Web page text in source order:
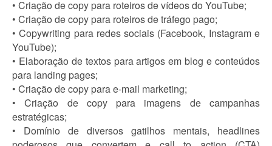
• Criação de copy para roteiros de vídeos do YouTube;
• Criação de copy para roteiros de tráfego pago;
• Copywriting para redes sociais (Facebook, Instagram e
YouTube);
• Elaboração de textos para artigos em blog e conteúdos
para landing pages;
• Criação de copy para e-mail marketing;
• Criação de copy para imagens de campanhas
estratégicas;
• Domínio de diversos gatilhos mentais, headlines